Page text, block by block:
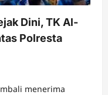
Dini, TK Al-
Polresta
menerima